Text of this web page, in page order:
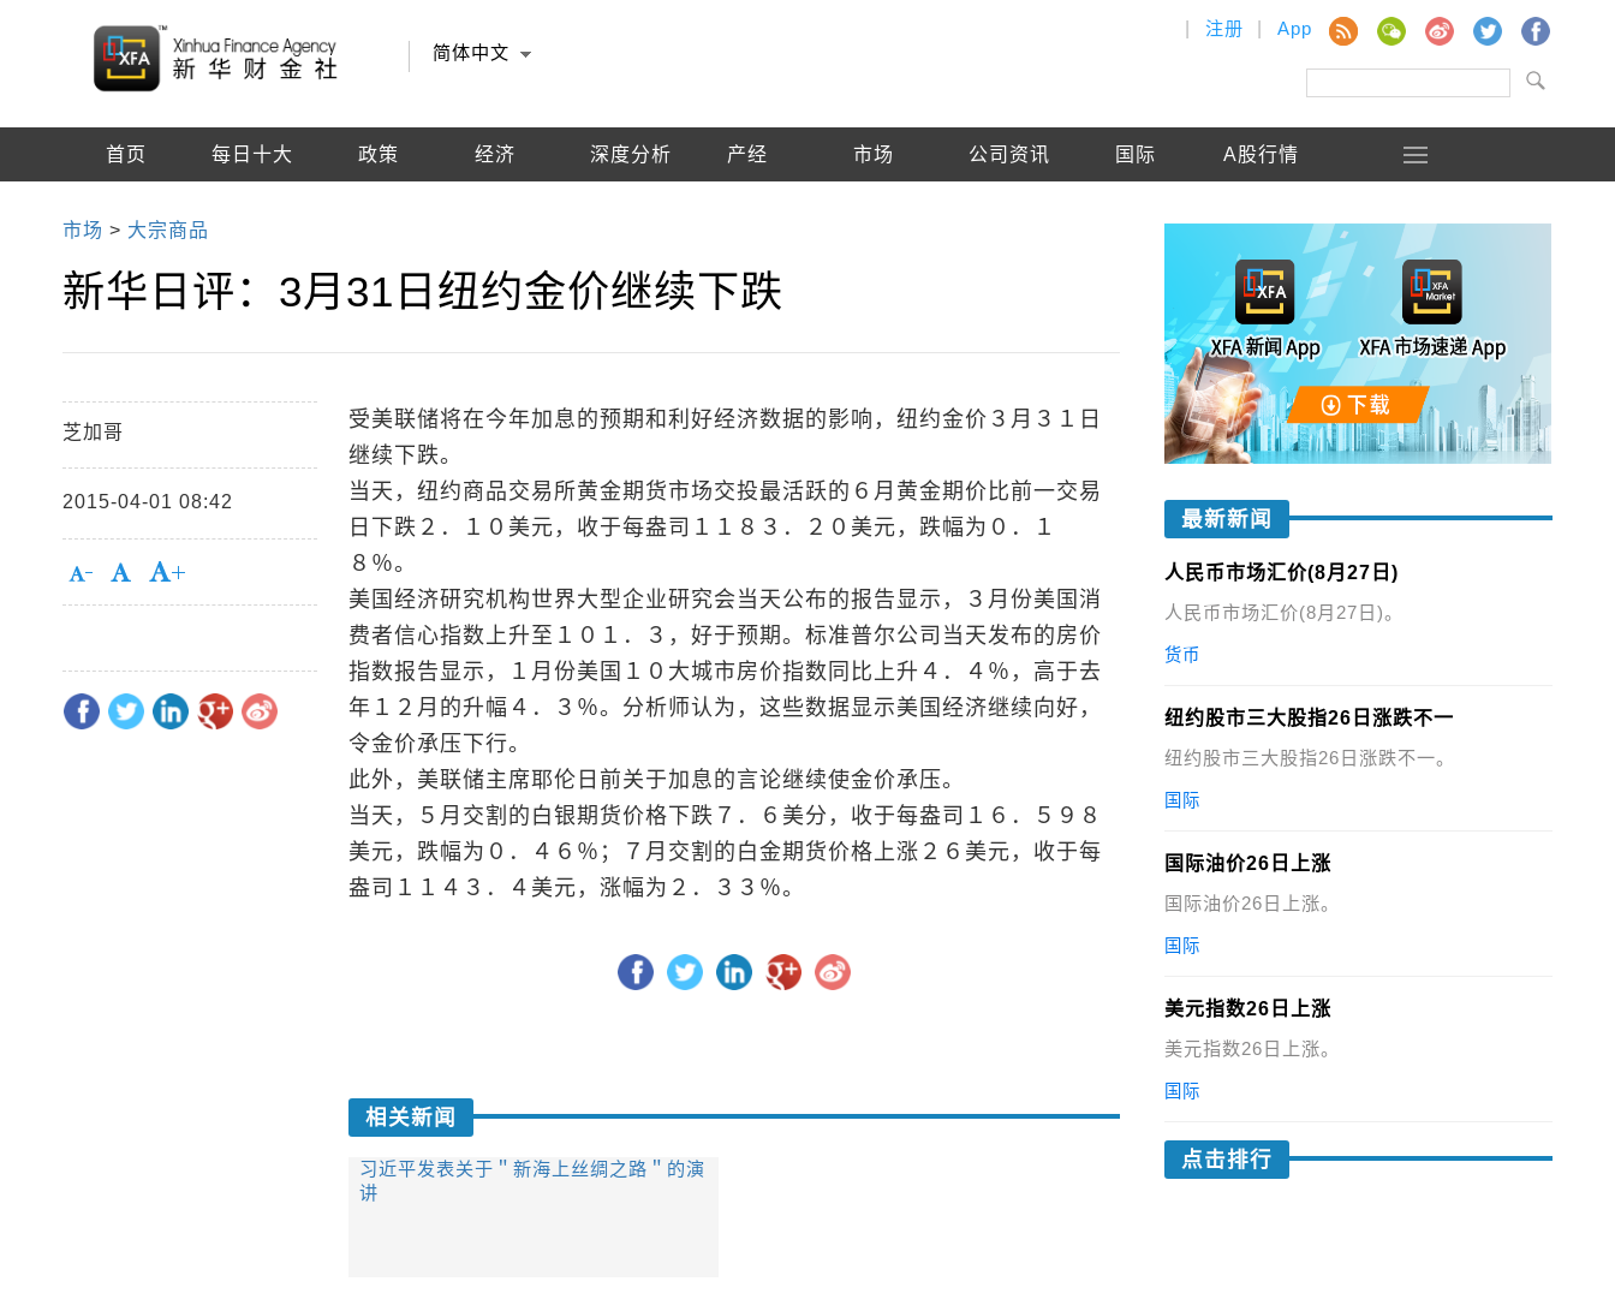
简体中文
注册 App
首页 每日十大 政策 经济 深度分析 产经 市场 公司资讯 国际 A股行情
市场 > 大宗商品
新华日评：3月31日纽约金价继续下跌
芝加哥
2015-04-01 08:42
受美联储将在今年加息的预期和利好经济数据的影响，纽约金价３月３１日
继续下跌。
当天，纽约商品交易所黄金期货市场交投最活跃的６月黄金期价比前一交易
日下跌２．１０美元，收于每盎司１１８３．２０美元，跌幅为０．１
８％。
美国经济研究机构世界大型企业研究会当天公布的报告显示，３月份美国消
费者信心指数上升至１０１．３，好于预期。标准普尔公司当天发布的房价
指数报告显示，１月份美国１０大城市房价指数同比上升４．４％，高于去
年１２月的升幅４．３％。分析师认为，这些数据显示美国经济继续向好，
令金价承压下行。
此外，美联储主席耶伦日前关于加息的言论继续使金价承压。
当天，５月交割的白银期货价格下跌７．６美分，收于每盎司１６．５９８
美元，跌幅为０．４６％；７月交割的白金期货价格上涨２６美元，收于每
盎司１１４３．４美元，涨幅为２．３３％。
相关新闻
习近平发表关于＂新海上丝绸之路＂的演
讲
最新新闻
人民币市场汇价(8月27日)
人民币市场汇价(8月27日)。
货币
纽约股市三大股指26日涨跌不一
纽约股市三大股指26日涨跌不一。
国际
国际油价26日上涨
国际油价26日上涨。
国际
美元指数26日上涨
美元指数26日上涨。
国际
点击排行